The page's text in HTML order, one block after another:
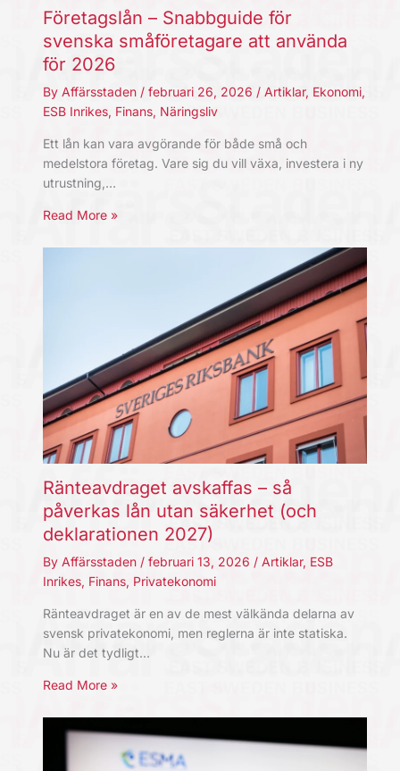
Företagslån – Snabbguide för
svenska småföretagare att använda
för 2026
By Affärsstaden / februari 26, 2026 / Artiklar, Ekonomi,
ESB Inrikes, Finans, Näringsliv
Ett lån kan vara avgörande för både små och
medelstora företag. Vare sig du vill växa, investera i ny
utrustning,…
Read More »
Ränteavdraget avskaffas – så
påverkas lån utan säkerhet (och
deklarationen 2027)
By Affärsstaden / februari 13, 2026 / Artiklar, ESB
Inrikes, Finans, Privatekonomi
Ränteavdraget är en av de mest välkända delarna av
svensk privatekonomi, men reglerna är inte statiska.
Nu är det tydligt…
Read More »